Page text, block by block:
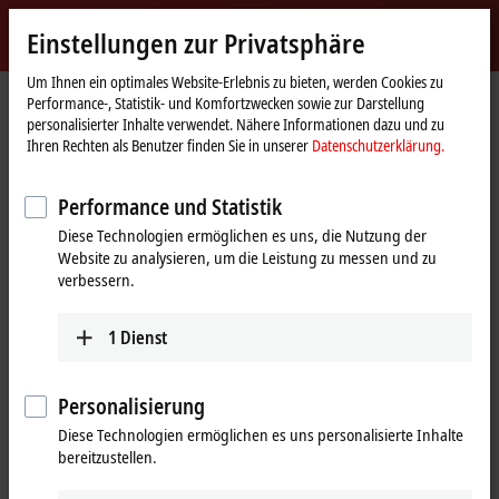
Beckhoff
-
New
Automation
Technology
myBeckhoff
StartseiteUnternehmen News Hannover Messe 2016: EtherCAT P
Mit Klick auf "Akzeptieren" zeigen wir das Video und passen die
Einstellung zur Privatsphäre an, dabei wird externer Inhalt von
Vimeo geladen. Beachten Sie dazu bitte unsere
28.04.2016
Einstellungen zur Privatsphäre
Um Ihnen ein optimales Website-Erlebnis zu bieten, werden Cookies zu
Performance-, Statistik- und Komfortzwecken sowie zur Darstellung
personalisierter Inhalte verwendet. Nähere Informationen dazu und zu
Ihren Rechten als Benutzer finden Sie in unserer Datenschutzerklärung.
Performance und Statistik
Diese Technologien ermöglichen es uns, die Nutzung der
Website zu analysieren, um die Leistung zu messen und zu
verbessern.
1 Dienst
Personalisierung
Diese Technologien ermöglichen es uns personalisierte Inhalte
bereitzustellen.